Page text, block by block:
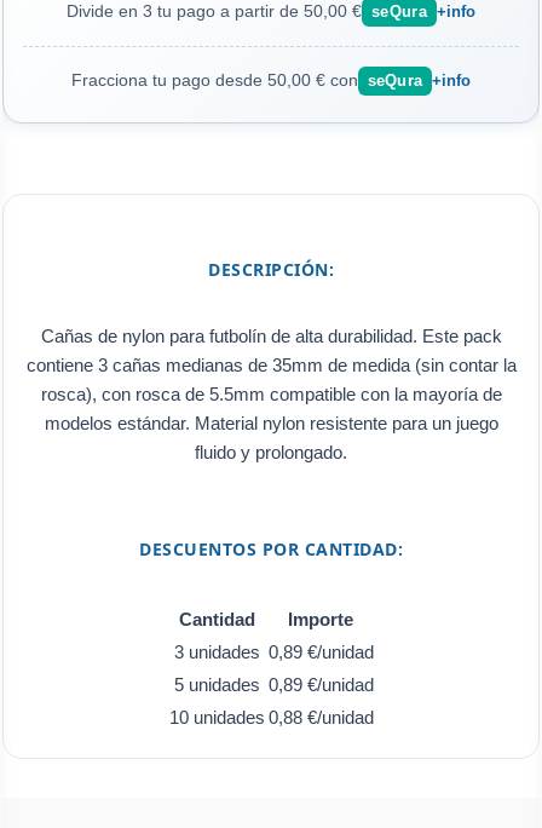
Divide en 3 tu pago a partir de 50,00 € seQura +info
Fracciona tu pago desde 50,00 € con seQura +info
DESCRIPCIÓN:
Cañas de nylon para futbolín de alta durabilidad. Este pack
contiene 3 cañas medianas de 35mm de medida (sin contar la
rosca), con rosca de 5.5mm compatible con la mayoría de
modelos estándar. Material nylon resistente para un juego
fluido y prolongado.
DESCUENTOS POR CANTIDAD:
Cantidad
Importe
3 unidades 0,89 €/unidad
5 unidades 0,89 €/unidad
10 unidades 0,88 €/unidad